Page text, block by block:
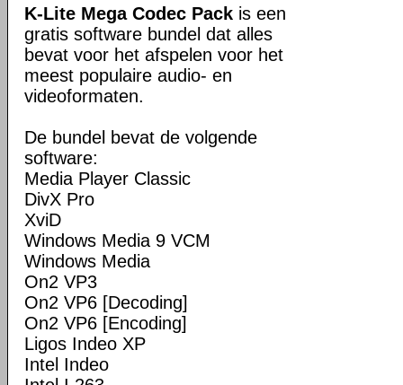
K-Lite Mega Codec Pack is een
gratis software bundel dat alles
bevat voor het afspelen voor het
meest populaire audio- en
videoformaten.
De bundel bevat de volgende
software:
Media Player Classic
DivX Pro
XviD
Windows Media 9 VCM
Windows Media
On2 VP3
On2 VP6 [Decoding]
On2 VP6 [Encoding]
Ligos Indeo XP
Intel Indeo